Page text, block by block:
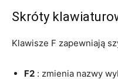
Skróty
Klawisze F zapewniają
F2 : zmienia nazwy